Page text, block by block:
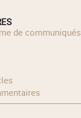
de communiqués